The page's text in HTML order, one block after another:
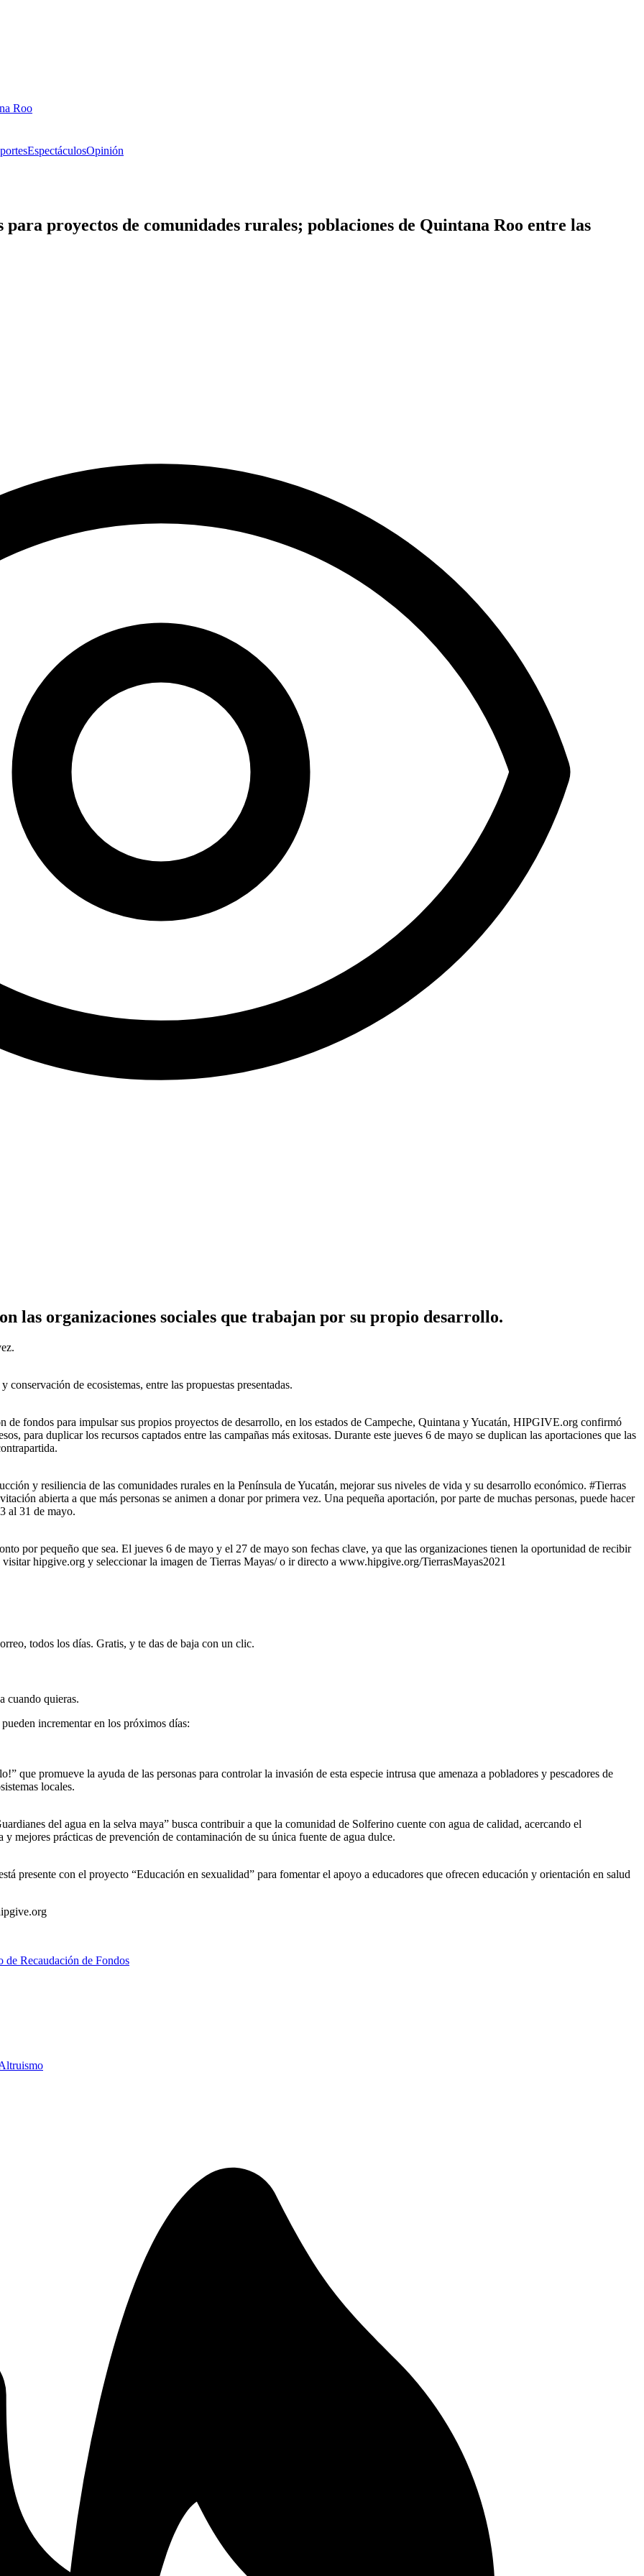
Roo
EspectáculosOpinión
proyectos de comunidades rurales; poblaciones de Quintana Roo entre las
las organizaciones sociales que trabajan por su propio desarrollo.
de ecosistemas, entre las propuestas presentadas.
de fondos para impulsar sus propios proyectos de desarrollo, en los estados de Campeche, Quintana y Yucatán, HIPGIVE.org confirmó
para duplicar los recursos captados entre las campañas más exitosas. Durante este jueves 6 de mayo se duplican las aportaciones que las
y resiliencia de las comunidades rurales en la Península de Yucatán, mejorar sus niveles de vida y su desarrollo económico. #Tierras
abierta a que más personas se animen a donar por primera vez. Una pequeña aportación, por parte de muchas personas, puede hacer
al 31 de mayo.
por pequeño que sea. El jueves 6 de mayo y el 27 de mayo son fechas clave, ya que las organizaciones tienen la oportunidad de recibir
visitar hipgive.org y seleccionar la imagen de Tierras Mayas/ o ir directo a www.hipgive.org/TierrasMayas2021
todos los días. Gratis, y te das de baja con un clic.
cuando quieras.
incrementar en los próximos días:
que promueve la ayuda de las personas para controlar la invasión de esta especie intrusa que amenaza a pobladores y pescadores de
locales.
del agua en la selva maya” busca contribuir a que la comunidad de Solferino cuente con agua de calidad, acercando el
mejores prácticas de prevención de contaminación de su única fuente de agua dulce.
presente con el proyecto “Educación en sexualidad” para fomentar el apoyo a educadores que ofrecen educación y orientación en salud